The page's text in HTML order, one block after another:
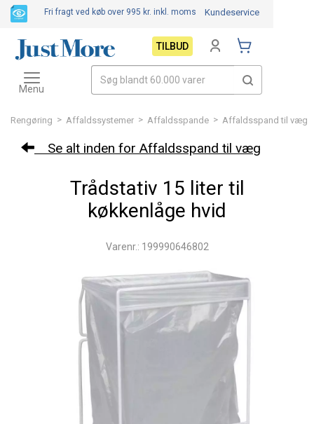
Rengøring > Affaldssystemer > Affaldsspande > Affaldsspand til væg
Se alt inden for Affaldsspand til væg
Trådstativ 15 liter til
køkkenlåge hvid
Varenr.: 199990646802
Fri fragt ved køb over 995 kr. inkl. moms Kundeservice
TILBUD
Toggle
navigation
Menu